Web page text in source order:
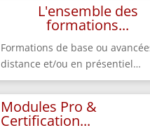
L'ensemble des
formations...
Formations de base ou
distance et/ou en présentiel…
Modules Pro &
Certification...